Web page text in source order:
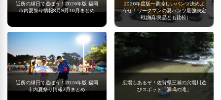
近所の縁日で遊ぼう！2026年版 福岡
市内夏祭り情報8月9月10月まとめ
2026年度版一番涼しいパンツ決めよ
うぜ！ワークマンの夏パンツ最強決定
戦[無印良品とも比較]
近所の縁日で遊ぼう！2026年版 福岡
市内夏祭り情報7月まとめ
広場もあるぞ！佐賀県三瀬の穴場川遊
びスポット「洞鳴の滝」